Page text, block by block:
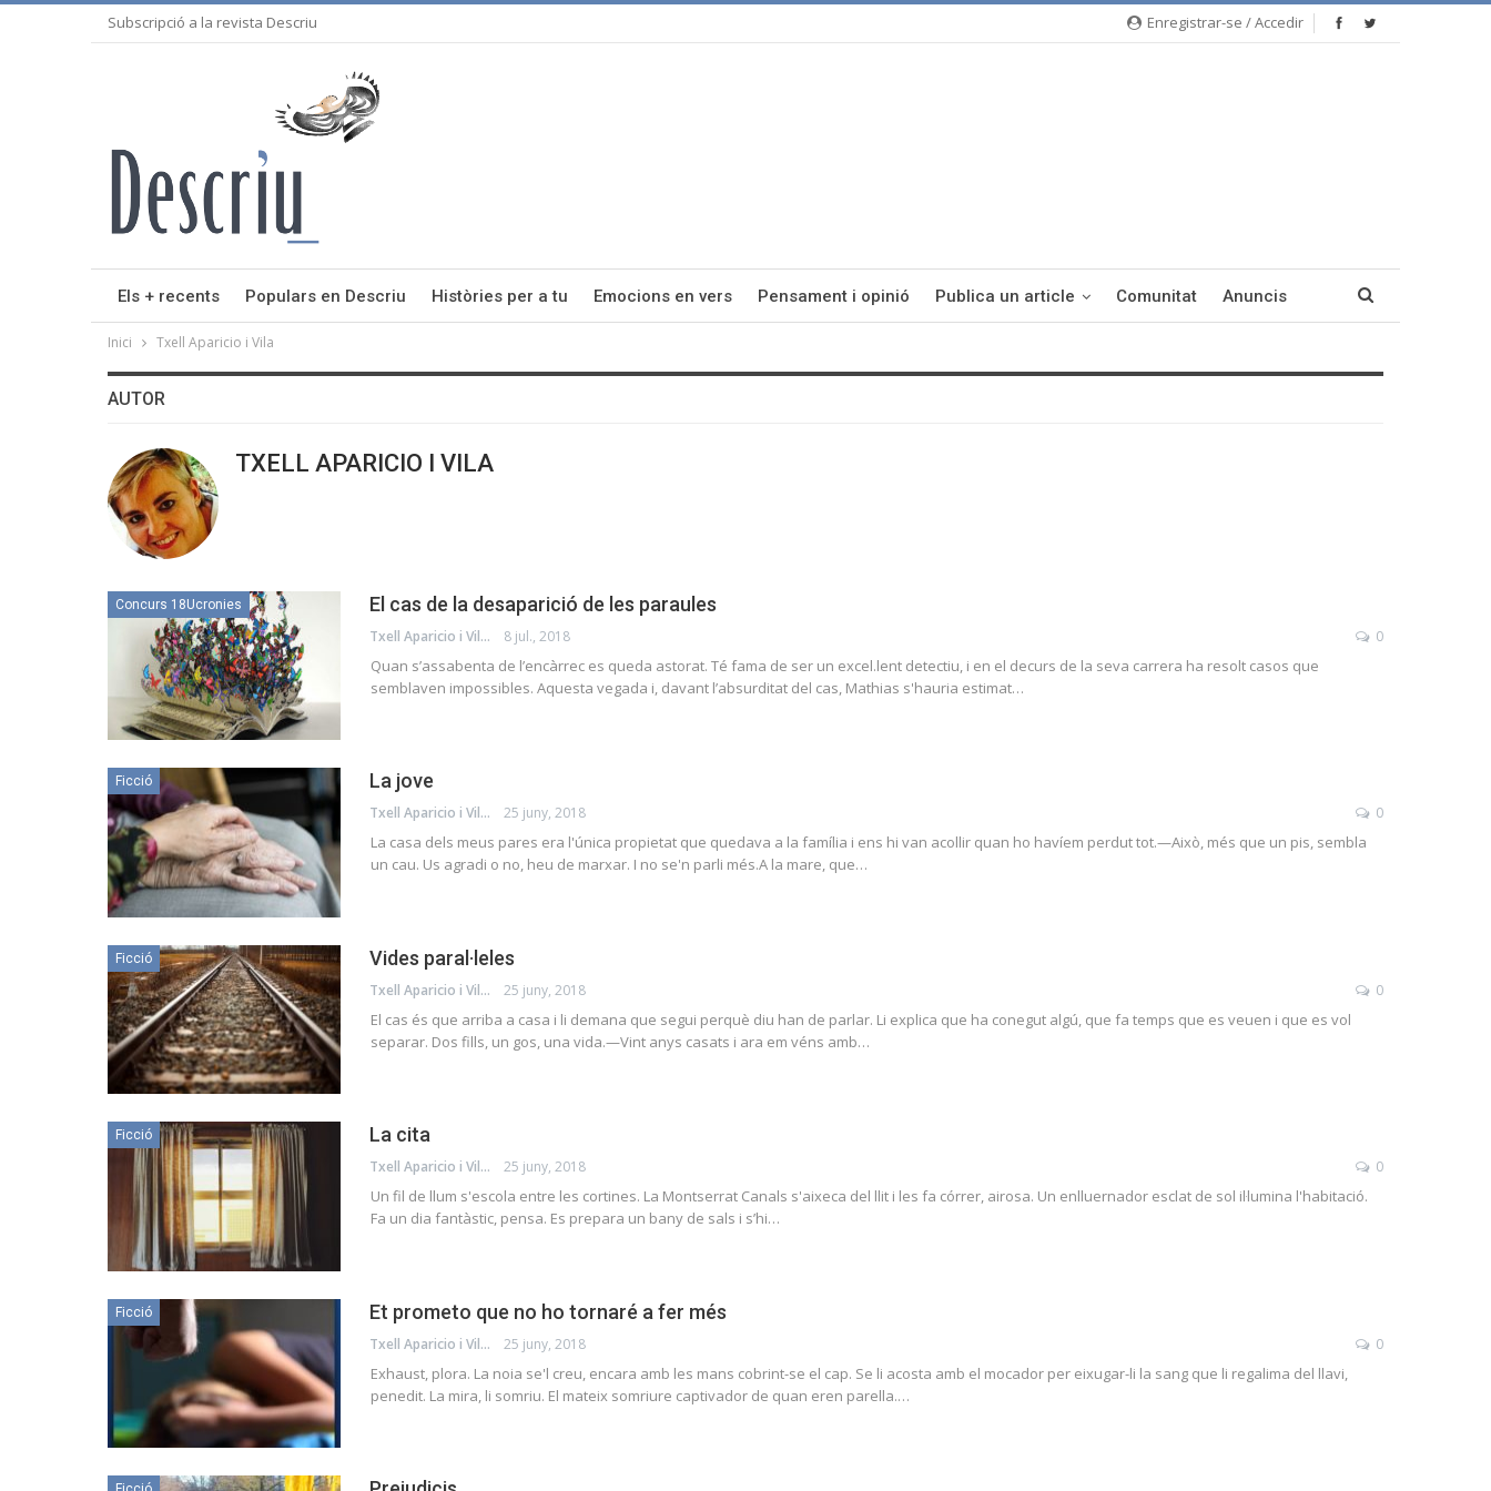
Enregistrar-se / Accedir
Subscripció a la revista Descriu
Els + recents Populars en Descriu Històries per a tu Emocions en vers Pensament i opinió Publica un article Comunitat Anuncis
Inici Txell Aparicio i Vila
AUTOR
TXELL APARICIO I VILA
Concurs 18Ucronies El cas de la desaparició de les paraules
Txell Aparicio i Vila 8 jul., 2018 0
Quan s’assabenta de l’encàrrec es queda astorat. Té fama de ser un excel.lent detectiu, i en el decurs de la seva carrera ha resolt casos que
semblaven impossibles. Aquesta vegada i, davant l’absurditat del cas, Mathias s'hauria estimat…
Ficció La jove
Txell Aparicio i Vila 25 juny, 2018 0
La casa dels meus pares era l'única propietat que quedava a la família i ens hi van acollir quan ho havíem perdut tot.—Això, més que un pis, sembla
un cau. Us agradi o no, heu de marxar. I no se'n parli més.A la mare, que…
Ficció Vides paral·leles
Txell Aparicio i Vila 25 juny, 2018 0
El cas és que arriba a casa i li demana que segui perquè diu han de parlar. Li explica que ha conegut algú, que fa temps que es veuen i que es vol
separar. Dos fills, un gos, una vida.—Vint anys casats i ara em véns amb…
Ficció La cita
Txell Aparicio i Vila 25 juny, 2018 0
Un fil de llum s'escola entre les cortines. La Montserrat Canals s'aixeca del llit i les fa córrer, airosa. Un enlluernador esclat de sol il·lumina l'habitació.
Fa un dia fantàstic, pensa. Es prepara un bany de sals i s’hi…
Ficció Et prometo que no ho tornaré a fer més
Txell Aparicio i Vila 25 juny, 2018 0
Exhaust, plora. La noia se'l creu, encara amb les mans cobrint-se el cap. Se li acosta amb el mocador per eixugar-li la sang que li regalima del llavi,
penedit. La mira, li somriu. El mateix somriure captivador de quan eren parella.…